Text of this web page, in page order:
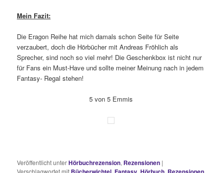
Mein Fazit:
Die Eragon Reihe hat mich damals schon Seite für Seite
verzaubert, doch die Hörbücher mit Andreas Fröhlich als
Sprecher, sind noch so viel mehr! Die Geschenkbox ist nicht nur
für Fans ein Must-Have und sollte meiner Meinung nach in jedem
Fantasy- Regal stehen!
5 von 5 Emmis
Veröffentlicht unterHörbuchrezension, Rezensionen |
Verschlagwortet mit
, , ,